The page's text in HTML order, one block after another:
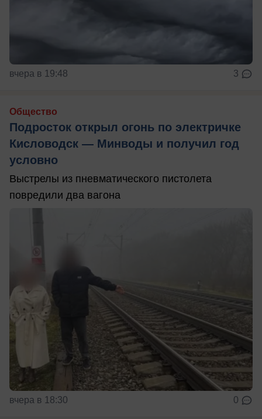
вчера в 19:48 3
Общество
Подросток открыл огонь по электричке
Кисловодск — Минводы и получил год
условно
Выстрелы из пневматического пистолета
повредили два вагона
вчера в 18:30 0